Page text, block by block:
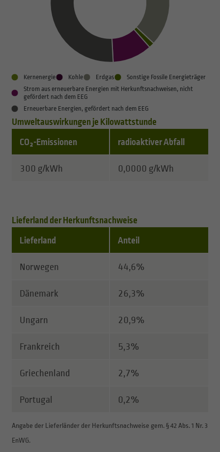
Kernenergie Kohle Erdgas
Sonstige Fossile Energieträger
Strom aus erneuerbare Energien mit Herkunftsnachweisen, nicht
gefördert nach dem EEG
Erneuerbare Energien, gefördert nach dem EEG
Umweltauswirkungen je Kilowattstunde
Hier finden Sie eine Tabelle mit Informationen zu
CO₂-Emissionen radioaktiver Abfall
300 g/kWh 0,0000 g/kWh
Lieferland der Herkunftsnachweise
Lieferland Anteil
Norwegen 44,6%
Dänemark 26,3%
Ungarn 20,9%
Frankreich 5,3%
Griechenland 2,7%
Portugal 0,2%
Angabe der Lieferländer der Herkunftsnachweise gem. § 42 Abs. 1 Nr. 3
EnWG.